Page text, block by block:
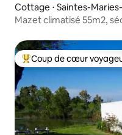
Cottage ⋅ Saintes-
Mazet climatisé 55m2,
Coups de cœur
Coup de cœur